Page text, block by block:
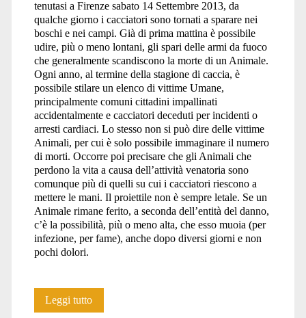
tenutasi a Firenze sabato 14 Settembre 2013, da
qualche giorno i cacciatori sono tornati a sparare nei
boschi e nei campi. Già di prima mattina è possibile
udire, più o meno lontani, gli spari delle armi da fuoco
che generalmente scandiscono la morte di un Animale.
Ogni anno, al termine della stagione di caccia, è
possibile stilare un elenco di vittime Umane,
principalmente comuni cittadini impallinati
accidentalmente e cacciatori deceduti per incidenti o
arresti cardiaci. Lo stesso non si può dire delle vittime
Animali, per cui è solo possibile immaginare il numero
di morti. Occorre poi precisare che gli Animali che
perdono la vita a causa dell’attività venatoria sono
comunque più di quelli su cui i cacciatori riescono a
mettere le mani. Il proiettile non è sempre letale. Se un
Animale rimane ferito, a seconda dell’entità del danno,
c’è la possibilità, più o meno alta, che esso muoia (per
infezione, per fame), anche dopo diversi giorni e non
pochi dolori.
Leggi tuttoQuanto